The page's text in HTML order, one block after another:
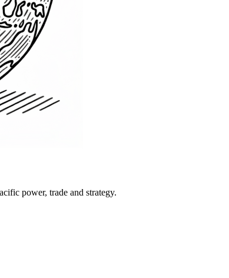
power, trade and strategy.